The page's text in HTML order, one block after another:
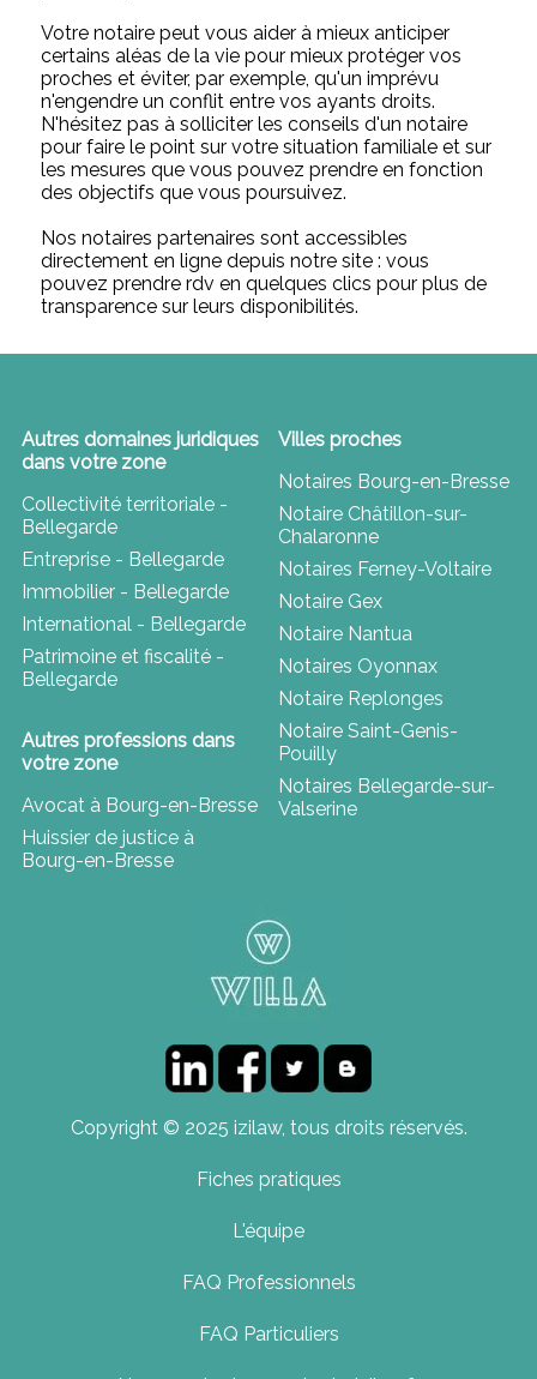
Votre notaire peut vous aider à mieux anticiper
certains aléas de la vie pour mieux protéger vos
proches et éviter, par exemple, qu'un imprévu
n'engendre un conflit entre vos ayants droits.
N'hésitez pas à solliciter les conseils d'un notaire
pour faire le point sur votre situation familiale et sur
les mesures que vous pouvez prendre en fonction
des objectifs que vous poursuivez.
Nos notaires partenaires sont accessibles
directement en ligne depuis notre site : vous
pouvez prendre rdv en quelques clics pour plus de
transparence sur leurs disponibilités.
Autres domaines juridiques
dans votre zone
Collectivité territoriale -
Bellegarde
Entreprise - Bellegarde
Immobilier - Bellegarde
International - Bellegarde
Patrimoine et fiscalité -
Bellegarde
Autres professions dans
votre zone
Avocat à Bourg-en-Bresse
Huissier de justice à
Bourg-en-Bresse
Villes proches
Notaires Bourg-en-Bresse
Notaire Châtillon-sur-
Chalaronne
Notaires Ferney-Voltaire
Notaire Gex
Notaire Nantua
Notaires Oyonnax
Notaire Replonges
Notaire Saint-Genis-
Pouilly
Notaires Bellegarde-sur-
Valserine
Copyright © 2025 izilaw, tous droits réservés.
Fiches pratiques
L'équipe
FAQ Professionnels
FAQ Particuliers